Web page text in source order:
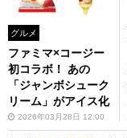
グルメ
ファミマ×コージー
初コラボ！ あの
「ジャンボシューク
リーム」がアイス化
2026年03月28日 12:00